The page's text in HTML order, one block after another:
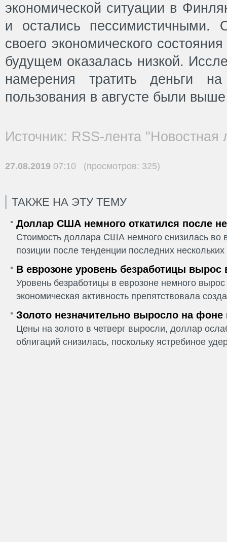
экономической ситуации в
и остались пессимистичными.
своего экономического
будущем оказалась низкой.
намерения тратить деньги
пользования в августе были
Источник: RSS-лента "Новостная
27.08.2019 07:10 (просмотров: 325)
ТАКЖЕ НА ЭТУ ТЕМУ
Доллар США немного откатился после
Стоимость доллара США немного снизилась во
позиции после тенденции последних
В еврозоне уровень безработицы вырос
Уровень безработицы в еврозоне немного
экономическая активность препятствовала
Золото незначительно выросло на фоне
Цены на золото в четверг выросли, доллар
облигаций снизилась, поскольку ястребиное